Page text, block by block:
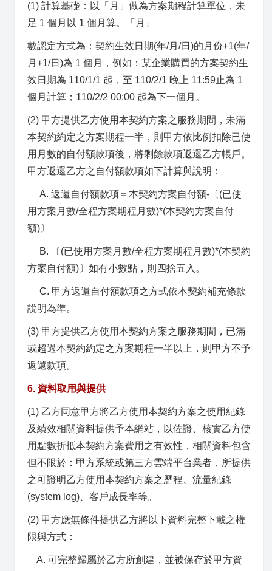
(1) 計算基礎：以「月」做為方案期程計算單位，未
足 1 個月以 1 個月算。「月」
數認定方式為：契約生效日期(年/月/日)的月份+1(年/
月+1/日)為 1 個月，例如：某企業購買的方案契約生
效日期為 110/1/1 起，至 110/2/1 晚上 11:59止為 1
個月計算；110/2/2 00:00 起為下一個月。
(2) 甲方提供乙方使用本契約方案之服務期間，未滿
本契約約定之方案期程一半，則甲方依比例扣除已使
用月數的自付額款項後，將剩餘款項返還乙方帳戶。
甲方返還乙方之自付額款項如下計算與說明：
A. 返還自付額款項＝本契約方案自付額-〔(已使
用方案月數/全程方案期程月數)*(本契約方案自付
額)〕
B. 〔(已使用方案月數/全程方案期程月數)*(本契約
方案自付額)〕如有小數點，則四捨五入。
C. 甲方返還自付額款項之方式依本契約補充條款
說明為準。
(3) 甲方提供乙方使用本契約方案之服務期間，已滿
或超過本契約約定之方案期程一半以上，則甲方不予
返還款項。
6. 資料取用與提供
(1) 乙方同意甲方將乙方使用本契約方案之使用紀錄
及績效相關資料提供予本網站，以佐證、核實乙方使
用點數折抵本契約方案費用之有效性，相關資料包含
但不限於：甲方系統或第三方雲端平台業者，所提供
之可證明乙方使用本契約方案之歷程、流量紀錄
(system log)、客戶成長率等。
(2) 甲方應無條件提供乙方將以下資料完整下載之權
限與方式：
A. 可完整歸屬於乙方所創建，並被保存於甲方資